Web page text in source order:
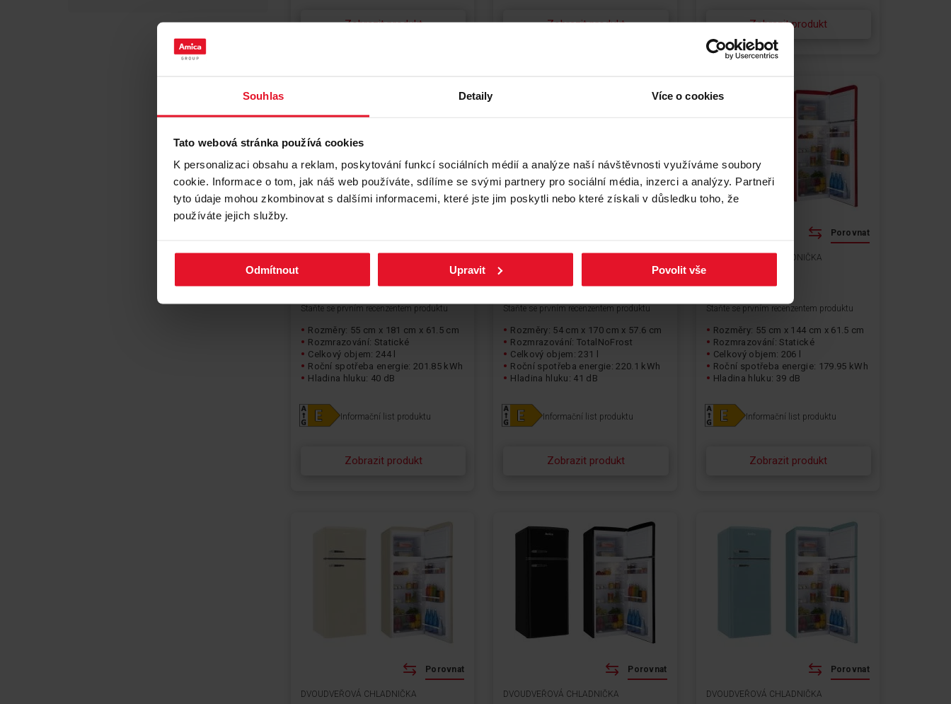
Souhlas Detaily Více o cookies
Tato webová stránka používá cookies
K personalizaci obsahu a reklam, poskytování funkcí sociálních médií a analýze naší návštěvnosti využíváme soubory
cookie. Informace o tom, jak náš web používáte, sdílíme se svými partnery pro sociální média, inzerci a analýzy. Partneři
tyto údaje mohou zkombinovat s dalšími informacemi, které jste jim poskytli nebo které získali v důsledku toho, že
používáte jejich služby.
Odmítnout Upravit Povolit vše
Zobrazit produkt Zobrazit produkt Zobrazit produkt
KGCR 387100 R
Zobrazit produkt
Staňte se prvním recenzentem produktu
Rozměry: 55 cm x 181 cm x 61.5 cm
Rozmrazování: Statické
Celkový objem: 244 l
Roční spotřeba energie: 201.85 kWh
Hladina hluku: 40 dB
Informační list produktu
FK2695.4FTHAA
Zobrazit produkt
Staňte se prvním recenzentem produktu
Rozměry: 54 cm x 170 cm x 57.6 cm
Rozmrazování: TotalNoFrost
Celkový objem: 231 l
Roční spotřeba energie: 220.1 kWh
Hladina hluku: 41 dB
Informační list produktu
DVOUDVEŘOVÁ CHLADNIČKA
VD 1442 AR
Zobrazit produkt
Staňte se prvním recenzentem produktu
Rozměry: 55 cm x 144 cm x 61.5 cm
Rozmrazování: Statické
Celkový objem: 206 l
Roční spotřeba energie: 179.95 kWh
Hladina hluku: 39 dB
Informační list produktu
Porovnat
DVOUDVEŘOVÁ CHLADNIČKA
Porovnat
DVOUDVEŘOVÁ CHLADNIČKA
Porovnat
DVOUDVEŘOVÁ CHLADNIČKA
Porovnat